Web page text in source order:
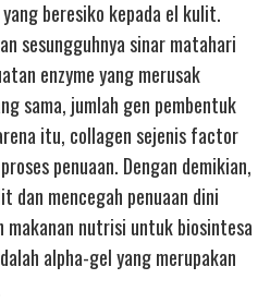
beresiko kepada el kulit.
sesungguhnya sinar matahari
enzyme yang merusak
sama, jumlah gen pembentuk
itu, collagen sejenis factor
penuaan. Dengan demikian,
dan mencegah penuaan dini
makanan nutrisi untuk biosintesa
alpha-gel yang merupakan